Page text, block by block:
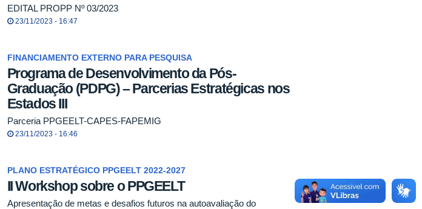
EDITAL PROPP Nº 03/2023
23/11/2023 - 16:47
FINANCIAMENTO EXTERNO PARA PESQUISA
Programa de Desenvolvimento da Pós-
Graduação (PDPG) – Parcerias Estratégicas nos
Estados III
Parceria PPGEELT-CAPES-FAPEMIG
23/11/2023 - 16:46
PLANO ESTRATÉGICO PPGEELT 2022-2027
II Workshop sobre o PPGEELT
Apresentação de metas e desafios futuros na autoavaliação do